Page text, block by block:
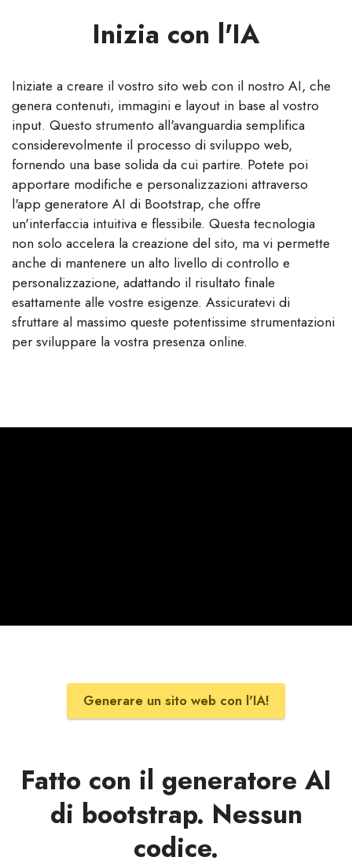
Inizia con l'IA
Iniziate a creare il vostro sito web con il nostro AI, che
genera contenuti, immagini e layout in base al vostro
input. Questo strumento all'avanguardia semplifica
considerevolmente il processo di sviluppo web,
fornendo una base solida da cui partire. Potete poi
apportare modifiche e personalizzazioni attraverso
l'app generatore AI di Bootstrap, che offre
un'interfaccia intuitiva e flessibile. Questa tecnologia
non solo accelera la creazione del sito, ma vi permette
anche di mantenere un alto livello di controllo e
personalizzazione, adattando il risultato finale
esattamente alle vostre esigenze. Assicuratevi di
sfruttare al massimo queste potentissime strumentazioni
per sviluppare la vostra presenza online.
Generare un sito web con l'IA!
Fatto con il generatore AI
di bootstrap. Nessun
codice.